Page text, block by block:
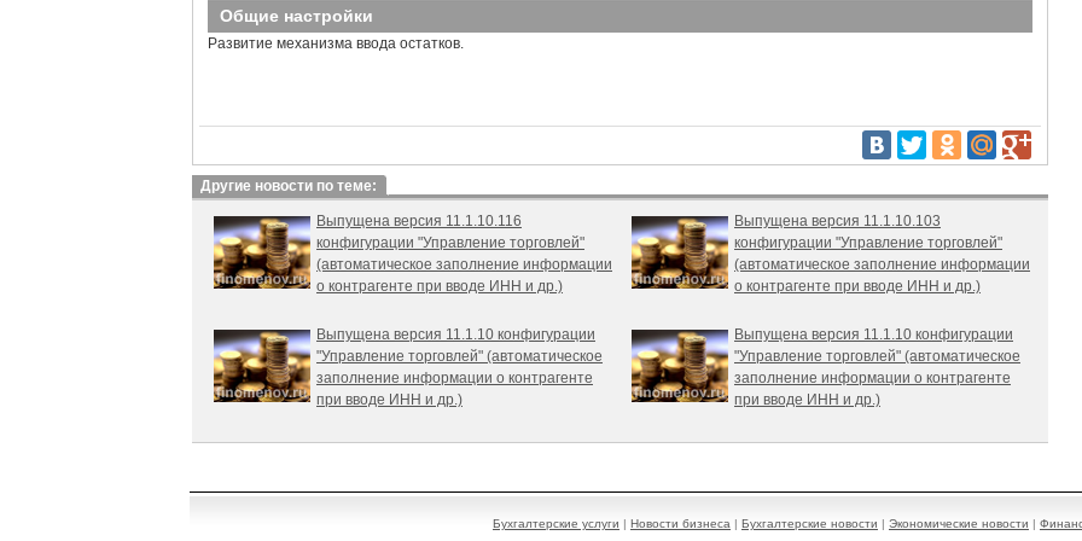
Общие настройки
Развитие механизма ввода остатков.
Другие новости по теме:
Выпущена версия 11.1.10.116
конфигурации "Управление торговлей"
(автоматическое заполнение информации
о контрагенте при вводе ИНН и др.)
Выпущена версия 11.1.10.103
конфигурации "Управление торговлей"
(автоматическое заполнение информации
о контрагенте при вводе ИНН и др.)
Выпущена версия 11.1.10 конфигурации
"Управление торговлей" (автоматическое
заполнение информации о контрагенте
при вводе ИНН и др.)
Выпущена версия 11.1.10 конфигурации
"Управление торговлей" (автоматическое
заполнение информации о контрагенте
при вводе ИНН и др.)
Бухгалтерские услуги | Новости бизнеса | Бухгалтерские новости | Экономические новости |